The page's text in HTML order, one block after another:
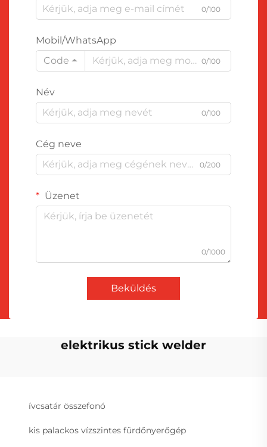
0/100
Mobil/WhatsApp
Code
0/100
Név
0/100
Cég neve
0/200
Üzenet
0/1000
Beküldés
elektrikus stick welder
ívcsatár összefonó
kis palackos vízszintes fürdőnyerőgép